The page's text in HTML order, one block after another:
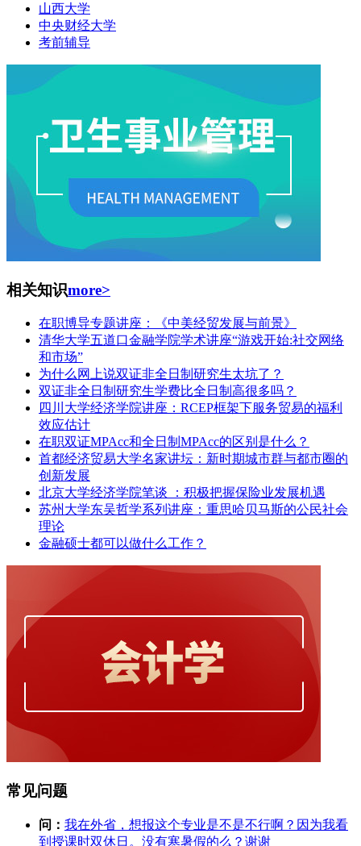
山西大学
中央财经大学
考前辅导
相关知识more>
在职博导专题讲座：《中美经贸发展与前景》
清华大学五道口金融学院学术讲座“游戏开始:社交网络
和市场”
为什么网上说双证非全日制研究生太坑了？
双证非全日制研究生学费比全日制高很多吗？
四川大学经济学院讲座：RCEP框架下服务贸易的福利
效应估计
在职双证MPAcc和全日制MPAcc的区别是什么？
首都经济贸易大学名家讲坛：新时期城市群与都市圈的
创新发展
北京大学经济学院笔谈 ：积极把握保险业发展机遇
苏州大学东吴哲学系列讲座：重思哈贝马斯的公民社会
理论
金融硕士都可以做什么工作？
常见问题
问： 我在外省，想报这个专业是不是不行啊？因为我看
到授课时双休日。没有寒暑假的么？谢谢